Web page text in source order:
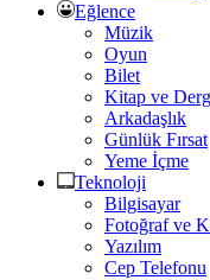
Eğlence
Müzik
Oyun
Bilet
Kitap ve
Arkadaşlık
Günlük Fırsat
Yeme İçme
Teknoloji
Bilgisayar
Fotoğraf ve
Yazılım
Cep Telefonu